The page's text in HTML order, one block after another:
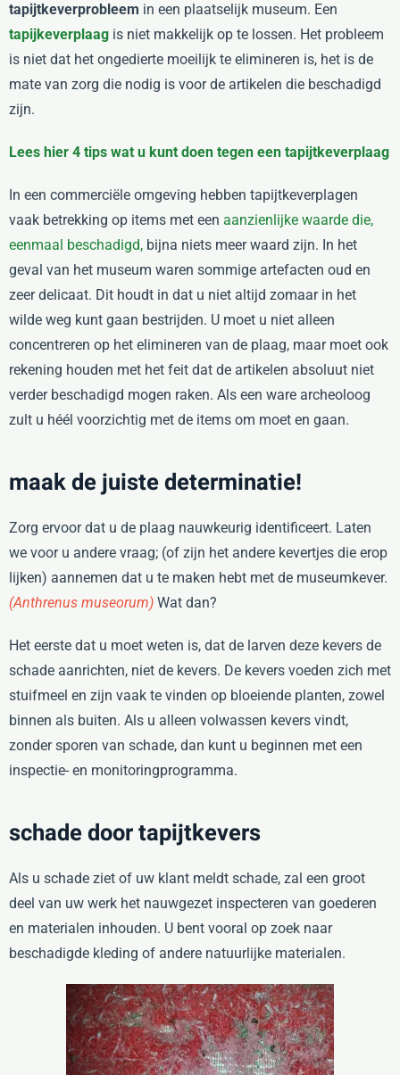
tapijtkeverprobleem in een plaatselijk museum. Een
tapijkeverplaag is niet makkelijk op te lossen. Het probleem
is niet dat het ongedierte moeilijk te elimineren is, het is de
mate van zorg die nodig is voor de artikelen die beschadigd
zijn.
Lees hier 4 tips wat u kunt doen tegen een tapijtkeverplaag
In een commerciële omgeving hebben tapijtkeverplagen
vaak betrekking op items met een aanzienlijke waarde die,
eenmaal beschadigd, bijna niets meer waard zijn. In het
geval van het museum waren sommige artefacten oud en
zeer delicaat. Dit houdt in dat u niet altijd zomaar in het
wilde weg kunt gaan bestrijden. U moet u niet alleen
concentreren op het elimineren van de plaag, maar moet ook
rekening houden met het feit dat de artikelen absoluut niet
verder beschadigd mogen raken. Als een ware archeoloog
zult u héél voorzichtig met de items om moet en gaan.
maak de juiste determinatie!
Zorg ervoor dat u de plaag nauwkeurig identificeert. Laten
we voor u andere vraag; (of zijn het andere kevertjes die erop
lijken) aannemen dat u te maken hebt met de museumkever.
(Anthrenus museorum) Wat dan?
Het eerste dat u moet weten is, dat de larven deze kevers de
schade aanrichten, niet de kevers. De kevers voeden zich met
stuifmeel en zijn vaak te vinden op bloeiende planten, zowel
binnen als buiten. Als u alleen volwassen kevers vindt,
zonder sporen van schade, dan kunt u beginnen met een
inspectie- en monitoringprogramma.
schade door tapijtkevers
Als u schade ziet of uw klant meldt schade, zal een groot
deel van uw werk het nauwgezet inspecteren van goederen
en materialen inhouden. U bent vooral op zoek naar
beschadigde kleding of andere natuurlijke materialen.